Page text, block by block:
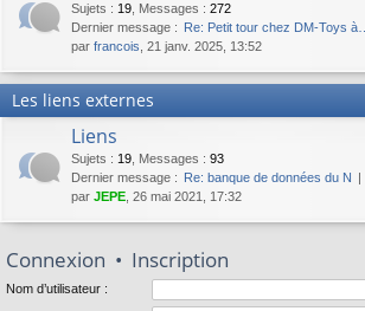
Sujets : 19 Messages : 272
Dernier message : Re: Petit tour chez DM-Toys à…
par francois , 21 janv. 2025, 13:52
Les liens externes
Liens
Sujets : 19 Messages : 93
Dernier message : Re: banque de données du N
par JEPE , 26 mai 2021, 17:32
Connexion • Inscription
Nom d’utilisateur :